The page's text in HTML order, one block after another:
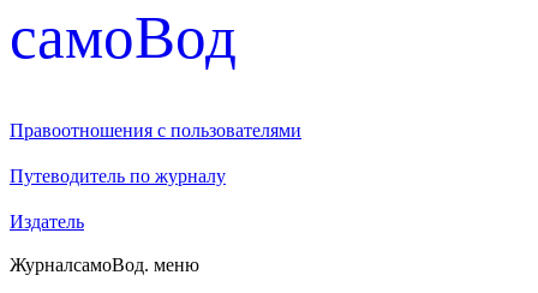
cамоВод
Правоотношения с пользователями
Путеводитель по журналу
Издатель
ЖурналсамоВод. меню